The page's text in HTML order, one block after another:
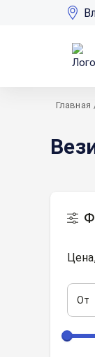
Главная
От